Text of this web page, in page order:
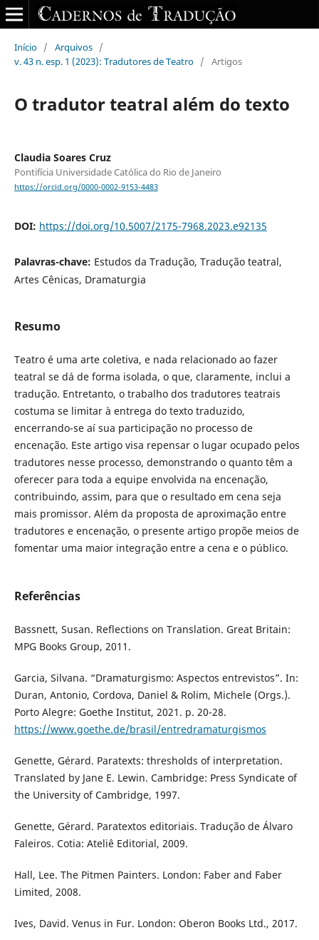
Início / Arquivos /
v. 43 n. esp. 1 (2023): Tradutores de Teatro / Artigos
O tradutor teatral além do texto
Claudia Soares Cruz
Pontifícia Universidade Católica do Rio de Janeiro
https://orcid.org/0000-0002-9153-4483
DOI: https://doi.org/10.5007/2175-7968.2023.e92135
Palavras-chave: Estudos da Tradução, Tradução teatral,
Artes Cênicas, Dramaturgia
Resumo
Teatro é uma arte coletiva, e nada relacionado ao fazer
teatral se dá de forma isolada, o que, claramente, inclui a
tradução. Entretanto, o trabalho dos tradutores teatrais
costuma se limitar à entrega do texto traduzido,
encerrando-se aí sua participação no processo de
encenação. Este artigo visa repensar o lugar ocupado pelos
tradutores nesse processo, demonstrando o quanto têm a
oferecer para toda a equipe envolvida na encenação,
contribuindo, assim, para que o resultado em cena seja
mais promissor. Além da proposta de aproximação entre
tradutores e encenação, o presente artigo propõe meios de
fomentar uma maior integração entre a cena e o público.
Referências
Bassnett, Susan. Reflections on Translation. Great Britain:
MPG Books Group, 2011.
Garcia, Silvana. “Dramaturgismo: Aspectos entrevistos”. In:
Duran, Antonio, Cordova, Daniel & Rolim, Michele (Orgs.).
Porto Alegre: Goethe Institut, 2021. p. 20-28.
https://www.goethe.de/brasil/entredramaturgismos
Genette, Gérard. Paratexts: thresholds of interpretation.
Translated by Jane E. Lewin. Cambridge: Press Syndicate of
the University of Cambridge, 1997.
Genette, Gérard. Paratextos editoriais. Tradução de Álvaro
Faleiros. Cotia: Ateliê Editorial, 2009.
Hall, Lee. The Pitmen Painters. London: Faber and Faber
Limited, 2008.
Ives, David. Venus in Fur. London: Oberon Books Ltd., 2017.